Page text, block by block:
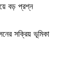
বড় প্রশ্ন
সক্রিয় ভূমিকা